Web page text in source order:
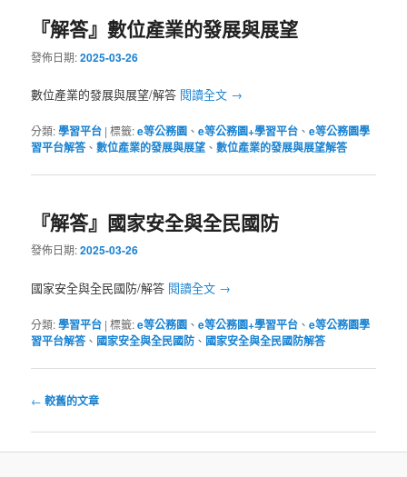
『解答』數位產業的發展與展望
發佈日期:2025-03-26
數位產業的發展與展望/解答 閱讀全文 →
分類:學習平台 |標籤:e等公務園 、e等公務園+學習平台 、e等公務園學
習平台解答、數位產業的發展與展望 、數位產業的發展與展望解答
『解答』國家安全與全民國防
發佈日期:2025-03-26
國家安全與全民國防/解答 閱讀全文 →
分類:學習平台 |標籤:e等公務園 、e等公務園+學習平台 、e等公務園學
習平台解答、 國家安全與全民國防 、 國家安全與全民國防解答
文
導
覽
← 較舊的文章